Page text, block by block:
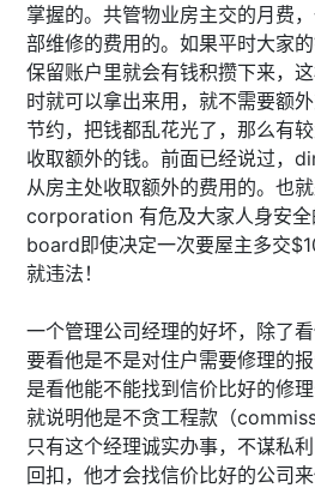
掌握的。共管物业房主交的月费
部维修的费用的。如果平时大家的
保留账户里就会有钱积攒下来，
时就可以拿出来用，就不需要额
节约，把钱都乱花光了，那么有
收取额外的钱。前面已经说过，
从房主处收取额外的费用的。也
corporation 有危及大家人身安全
board即使决定一次要屋主多交
就违法！
一个管理公司经理的好坏，除了
要看他是不是对住户需要修理的
是看他能不能找到信价比好的修
就说明他是不贪工程款（
只有这个经理诚实办事，不谋私
回扣，他才会找信价比好的公司